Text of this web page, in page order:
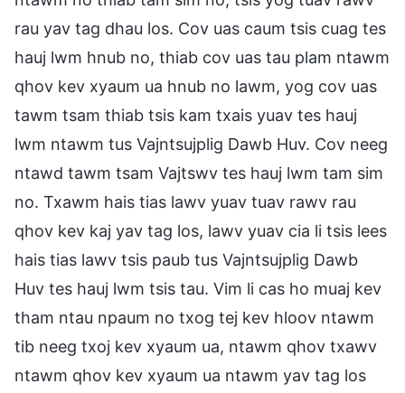
rau yav tag dhau los. Cov uas caum tsis cuag tes
hauj lwm hnub no, thiab cov uas tau plam ntawm
qhov kev xyaum ua hnub no lawm, yog cov uas
tawm tsam thiab tsis kam txais yuav tes hauj
lwm ntawm tus Vajntsujplig Dawb Huv. Cov neeg
ntawd tawm tsam Vajtswv tes hauj lwm tam sim
no. Txawm hais tias lawv yuav tuav rawv rau
qhov kev kaj yav tag los, lawv yuav cia li tsis lees
hais tias lawv tsis paub tus Vajntsujplig Dawb
Huv tes hauj lwm tsis tau. Vim li cas ho muaj kev
tham ntau npaum no txog tej kev hloov ntawm
tib neeg txoj kev xyaum ua, ntawm qhov txawv
ntawm qhov kev xyaum ua ntawm yav tag los